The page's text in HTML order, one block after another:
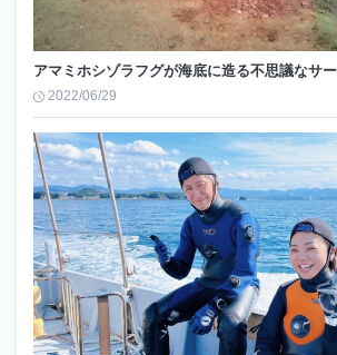
アマミホシゾラフグが海底に造る不思議なサ
2022/06/29